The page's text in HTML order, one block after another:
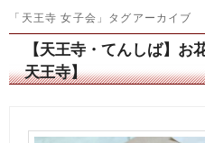
ン
コ
ン
コ
ン
テ
「 天王寺 女子会 」タグアーカイブ
【天王寺・てんしば】
天王寺】